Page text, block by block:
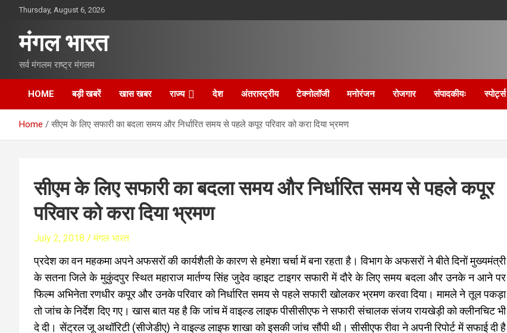
c
n
Thursday, August 6, 2026
मंगल भारत
सर्व मंगलम राष्ट्र मंगलम
HOME बड़ी खबरें खास खबर राज्य देश अंतरास्ट्रीय टेक्नोलॉजी मनोरंजन रोजगार संपादकीयः स्पोर्ट्स
Home सीएम के लिए सफारी का बदला समय और निर्धारित समय से पहले कपूर परिवार को करा दिया भ्रमण
सीएम के लिए सफारी का बदला समय और निर्धारित समय से पहले कपूर
परिवार को करा दिया भ्रमण
July 2, 2018 मंगल भारत
प्रदेश का वन महकमा अपने अफसरों की कार्यशैली के कारण से हमेशा चर्चा में बना रहता है। विभाग के अफसरों ने बीते दिनों मुख्यमंत्री
के सतना जिले के मुकुंदपुर स्थित महाराज मार्तण्य सिंह जुदेव व्हाइट टाइगर सफारी में दौरे के लिए समय बदला और उनके न आने पर
फिल्म अभिनेता रणधीर कपूर और उनके परिवार को निर्धारित समय से पहले सफारी खोलकर भ्रमण करवा दिया। मामले ने तूल पकड़ा
तो जांच के निर्देश दिए गए।खास बात यह है कि जांच में वाइल्ड लाइफ पीसीसीएफ ने सफारी संचालक संजय रायखेड़ी को क्लीनचिट भी
दे दी। सेंट्रल जू अथॉरिटी (सीजेडीए) ने वाइल्ड लाइफ शाखा को इसकी जांच सौंपी थी। सीसीएफ रीवा ने अपनी रिपोर्ट में सफाई दी है